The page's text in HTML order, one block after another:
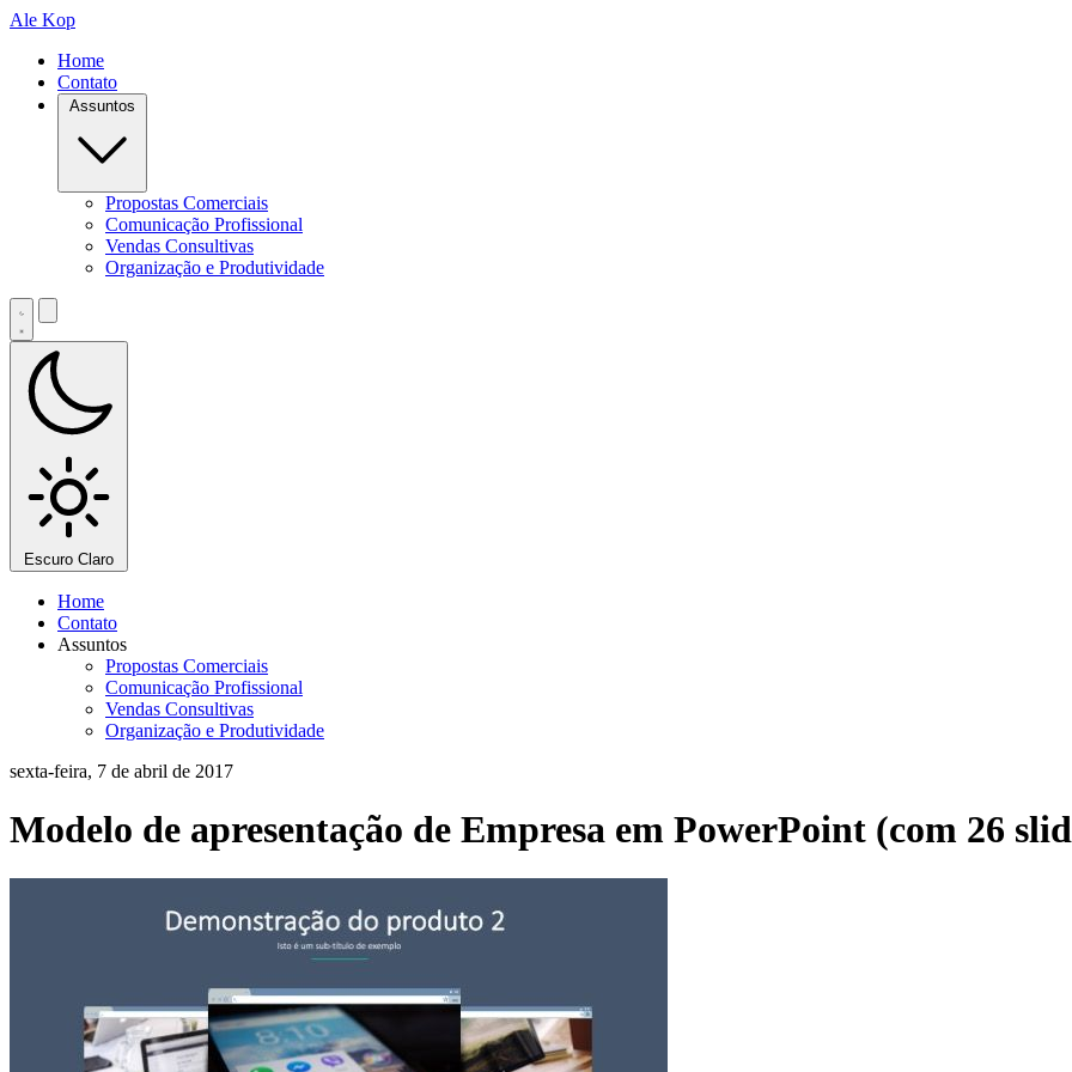
Ale Kop
Home
Contato
Propostas Comerciais
Comunicação Profissional
Vendas Consultivas
Organização e Produtividade
Escuro Claro
Home
Contato
Assuntos
Propostas Comerciais
Comunicação Profissional
Vendas Consultivas
Organização e Produtividade
sexta-feira, 7 de abril de 2017
Modelo de apresentação de Empresa em PowerPoint (com 26